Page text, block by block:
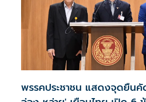
พรรคประชาชน แสดงจุดยืน